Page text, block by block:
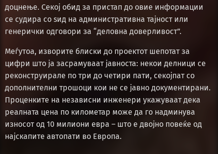
доцнење. Секој обид за пристап до овие информации
се судира со ѕид на административна тајност или
генерички одговори за “деловна доверливост”.
Меѓутоа, изворите блиски до проектот шепотат за
цифри што ја засрамуваат јавноста: некои делници се
реконструирале по три до четири пати, секојпат со
дополнителни трошоци кои не се јавно документирани.
Проценките на независни инженери укажуваат дека
реалната цена по километар може да го надминува
износот од 10 милиони евра – што е двојно повеќе од
најскапите автопати во Европа.